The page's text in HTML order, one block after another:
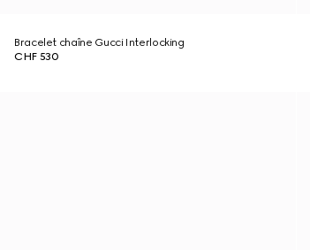
Bracelet chaîne Gucci Interlocking
CHF 530